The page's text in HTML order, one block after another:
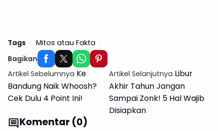
Tags
Mitos atau Fakta
Bagikan
Artikel Sebelumnya Ke
Bandung Naik Whoosh?
Cek Dulu 4 Point Ini!
Artikel Selanjutnya Libur
Akhir Tahun Jangan
Sampai Zonk! 5 Hal Wajib
Disiapkan
commentKomentar (0)